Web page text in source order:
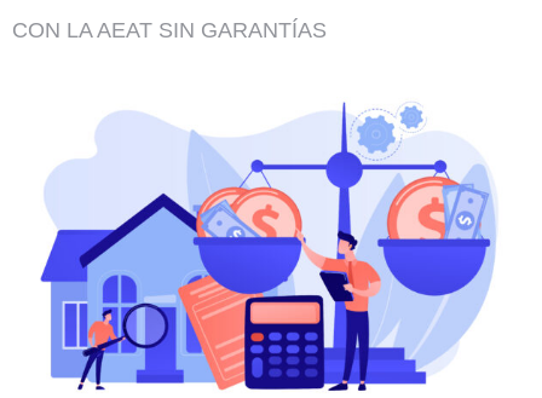
CON LA AEAT SIN GARANTÍAS